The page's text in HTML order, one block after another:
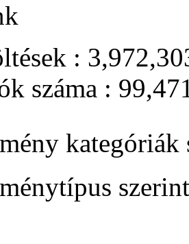
:
száma :
kategóriák
szerint